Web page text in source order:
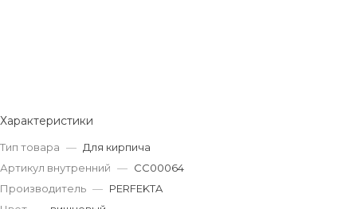
Характеристики
Тип товара — Для кирпича
Артикул внутренний — СС00064
Производитель — PERFEKTA